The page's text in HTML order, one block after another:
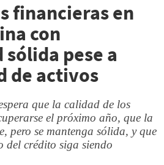
financieras en
con
pese a
de activos
que la calidad de los
el próximo año, que la
pero se mantenga sólida, y que
del crédito siga siendo